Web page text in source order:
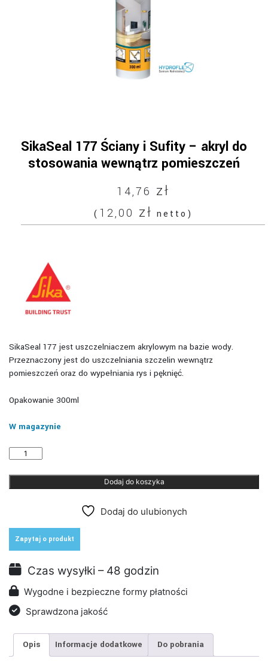
SikaSeal 177 Ściany i Sufity – akryl do
stosowania wewnątrz pomieszczeń
14,76 zł
( 12,00 zł netto)
SikaSeal 177 jest uszczelniaczem akrylowym na bazie wody.
Przeznaczony jest do uszczelniania szczelin wewnątrz
pomieszczeń oraz do wypełniania rys i pęknięć.
Opakowanie 300ml
W magazynie
SikaSeal
177
akryl
do
pomieszczeń
Dodaj do koszyka
Dodaj do ulubionych
Zapytaj o produkt
Czas wysyłki – 48 godzin
Wygodne i bezpieczne formy płatności
Sprawdzona jakość
Opis Informacje dodatkowe Do pobrania